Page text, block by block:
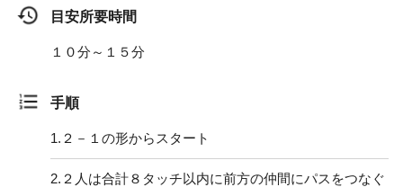
目安所要時間
１０分～１５分
手順
1. ２－１の形からスタート
2. ２人は合計８タッチ以内に前方の仲間にパスをつなぐ